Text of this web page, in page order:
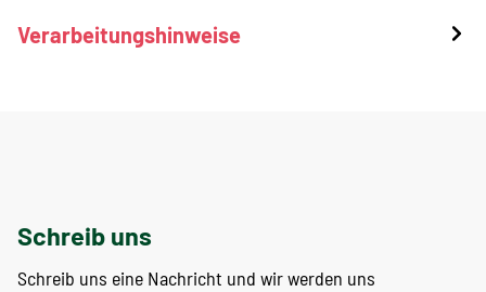
Verarbeitungshinweise
Schreib uns
Schreib uns eine Nachricht und wir werden uns